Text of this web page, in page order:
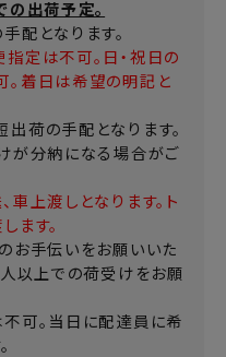
出荷予定。
配となります。
定は不可。日・祝日の
着日は希望の明記と
荷の手配となります。
が分納になる場合がご
上渡しとなります。ト
ます。
お手伝いをお願いいた
人以上での荷受けをお願
可。当日に配達員に希